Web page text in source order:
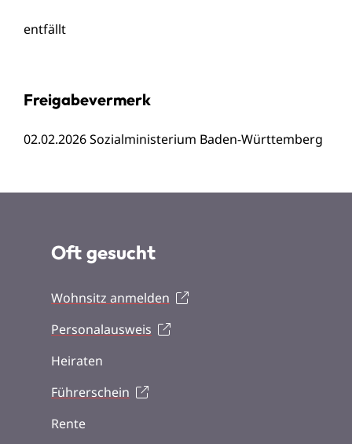
entfällt
Freigabevermerk
02.02.2026Sozialministerium Baden-Württemberg
Oft gesucht
Wohnsitz anmelden
Personalausweis
Heiraten
Führerschein
Rente